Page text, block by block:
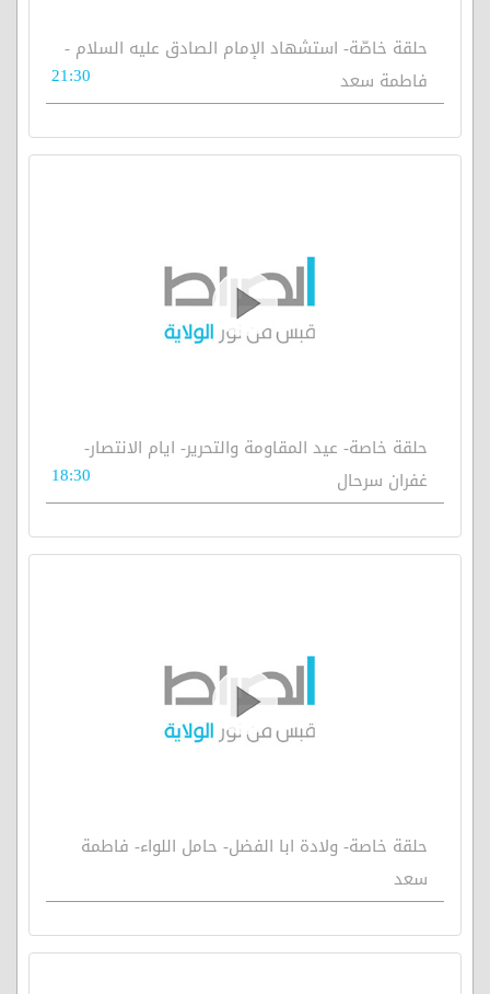
حلقة خاصّة- استشهاد الإمام الصادق عليه السلام -
فاطمة سعد
21:30
حلقة خاصة- عيد المقاومة والتحرير- ايام الانتصار-
غفران سرحال
18:30
حلقة خاصة- ولادة ابا الفضل- حامل اللواء- فاطمة
سعد